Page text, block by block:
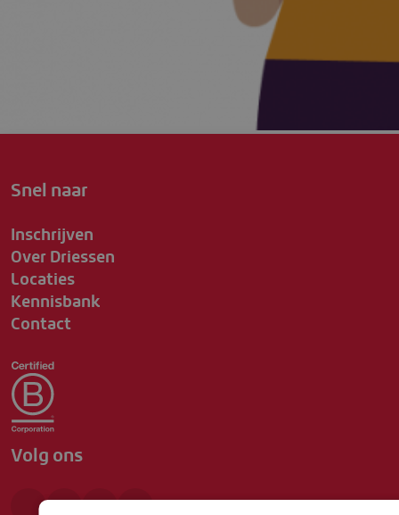
Snel naar
Inschrijven
Over Driessen
Locaties
Kennisbank
Contact
Volg ons